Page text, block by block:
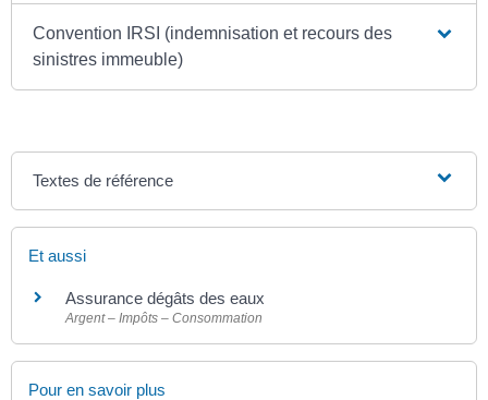
Convention IRSI (indemnisation et recours des
sinistres immeuble)
Textes de référence
Et aussi
Assurance dégâts des eaux
Argent – Impôts – Consommation
Pour en savoir plus